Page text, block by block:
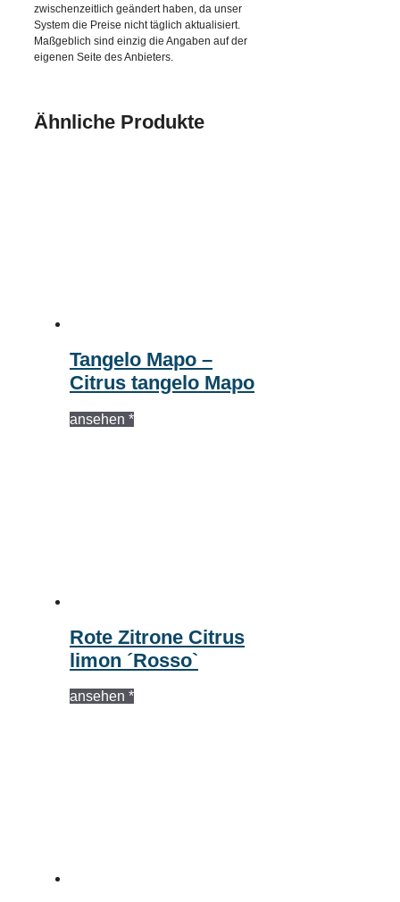
zwischenzeitlich geändert haben, da unser
System die Preise nicht täglich aktualisiert.
Maßgeblich sind einzig die Angaben auf der
eigenen Seite des Anbieters.
Ähnliche Produkte
Tangelo Mapo –
Citrus tangelo Mapo
ansehen *
Rote Zitrone Citrus
limon ´Rosso`
ansehen *